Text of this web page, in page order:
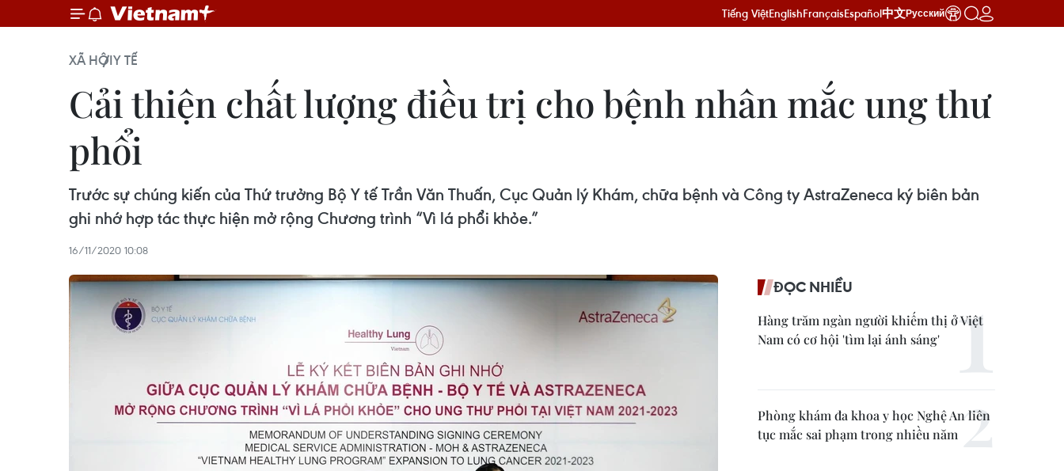
Tiếng ViệtEnglishFrançaisEspañol中文Русский
XÃ HỘIY TẾ
Cải thiện chất lượng điều trị cho bệnh nhân mắc ung thư
phổi
Trước sự chúng kiến của Thứ trưởng Bộ Y tế Trần Văn Thuấn, Cục Quản lý Khám, chữa bệnh và Công ty AstraZeneca ký biên bản
ghi nhớ hợp tác thực hiện mở rộng Chương trình “Vì lá phổi khỏe.”
16/11/2020 10:08
ĐỌC NHIỀU
Hàng trăm ngàn người khiếm thị ở Việt
Nam có cơ hội 'tìm lại ánh sáng'
Phòng khám đa khoa y học Nghệ An liên
tục mắc sai phạm trong nhiều năm